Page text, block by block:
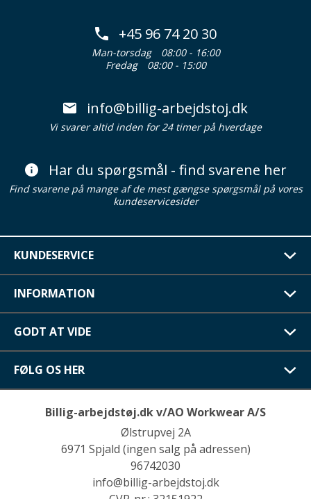
+45 96 74 20 30
Man-torsdag
08:00 - 16:00
Fredag
08:00 - 15:00
info@billig-arbejdstoj.dk
Vi svarer altid inden for 24 timer på hverdage
Har du spørgsmål - find svarene her
Find svarene på mange af de mest gængse spørgsmål på vores
kundeservicesider
KUNDESERVICE
INFORMATION
GODT AT VIDE
FØLG OS HER
Billig-arbejdstøj.dk v/AO Workwear A/S
Ølstrupvej 2A
6971 Spjald (ingen salg på adressen)
96742030
info@billig-arbejdstoj.dk